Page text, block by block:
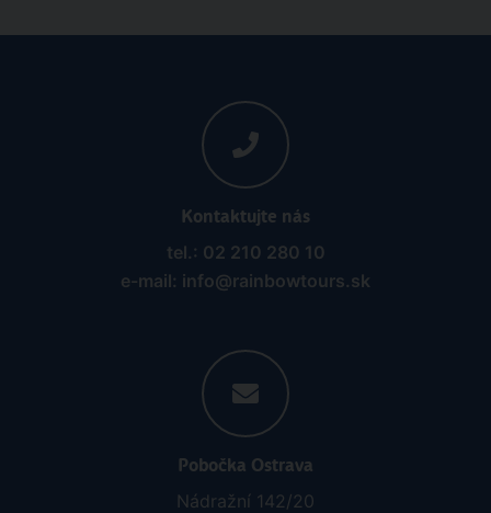
Kontaktujte nás
tel.: 02 210 280 10
e-mail: info@rainbowtours.sk
Pobočka Ostrava
Nádražní 142/20